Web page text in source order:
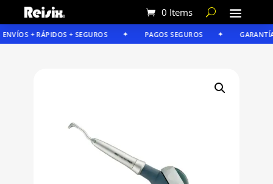
0 Items
+ RÁPIDOS + SEGUROS PAGOS SEGUROS GARANTÍA